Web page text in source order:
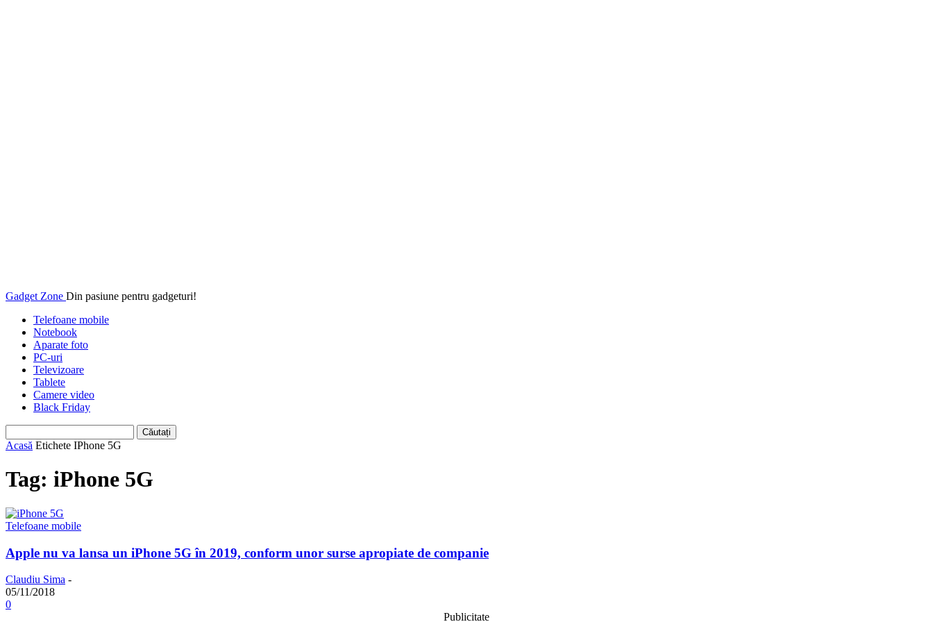
Gadget Zone Din pasiune pentru gadgeturi!
Telefoane mobile
Notebook
Aparate foto
PC-uri
Televizoare
Tablete
Camere video
Black Friday
Acasă Etichete IPhone 5G
Tag: iPhone 5G
Telefoane mobile
Apple nu va lansa un iPhone 5G în 2019, conform unor surse apropiate de companie
Claudiu Sima -
05/11/2018
0
Publicitate